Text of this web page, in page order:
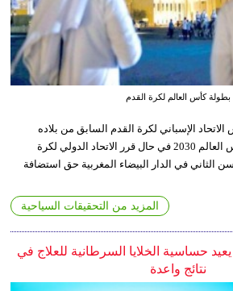
بطولة كأس العالم لكرة القدم
الإسباني لكرة القدم السابق من بلاده
الانسحاب من استضافة كأس العالم 2030 في حال قرر الاتحاد الدولي لكرة
الثاني في الدار البيضاء المغربية حق استضافة
المزيد من التحقيقات السياحية
حساسية الخلايا السرطانية للعلاج في
نتائج واعدة